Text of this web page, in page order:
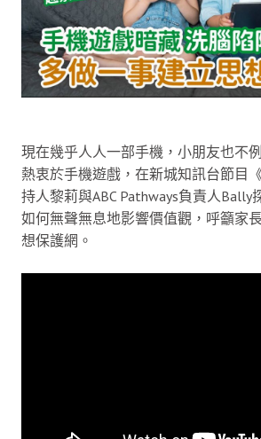
現在幾乎人人一部手機，小朋友也不
熱衷於手機遊戲，在新城知訊台節目
持人黎莉與ABC Pathways負責人Bally
如何無聲無息地影響價值觀，呼籲家
想保護網。